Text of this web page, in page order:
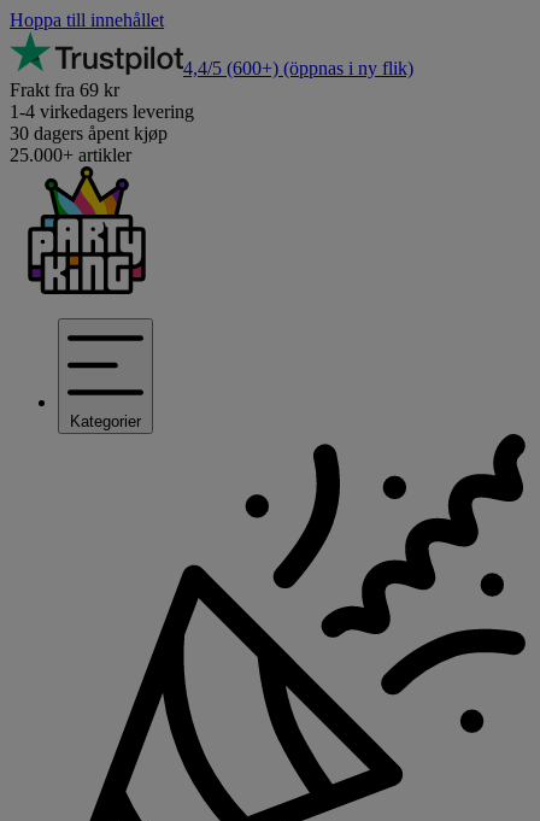
Hoppa till innehållet
4,4/5 (600+) (öppnas i ny flik)
Frakt fra 69 kr
1-4 virkedagers levering
30 dagers åpent kjøp
25.000+ artikler
Kategorier